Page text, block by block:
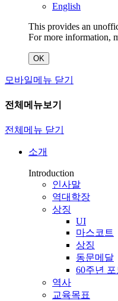
English
This provides an
For more information,
OK
모바일메뉴 닫기
전체메뉴보기
전체메뉴 닫기
소개
Introduction
인사말
역대학장
상징
UI
마스코트
상징
동문메달
60주년 포
역사
교육목표